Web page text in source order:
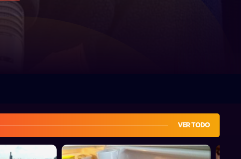
VER TODO